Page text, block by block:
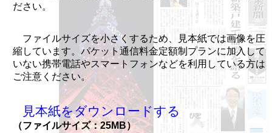
ださい。
ファイルサイズを小さくするため、見本紙では画像を圧
縮しています。パケット通信料金定額制プランに加入して
いない携帯電話やスマートフォンなどを利用している方は
ご注意ください。
見本紙をダウンロードする
（ファイルサイズ：25MB）